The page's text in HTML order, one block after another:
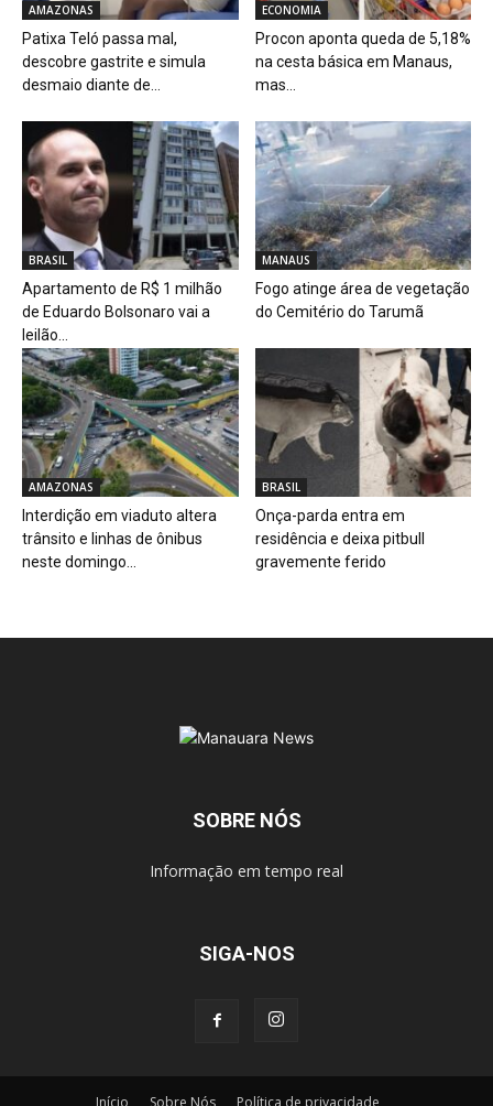
AMAZONAS
Patixa Teló passa mal,
descobre gastrite e simula
desmaio diante de...
ECONOMIA
Procon aponta queda de 5,18%
na cesta básica em Manaus,
mas...
BRASIL
Apartamento de R$ 1 milhão
de Eduardo Bolsonaro vai a
leilão...
MANAUS
Fogo atinge área de vegetação
do Cemitério do Tarumã
AMAZONAS
Interdição em viaduto altera
trânsito e linhas de ônibus
neste domingo...
BRASIL
Onça-parda entra em
residência e deixa pitbull
gravemente ferido
SOBRE NÓS
Informação em tempo real
SIGA-NOS